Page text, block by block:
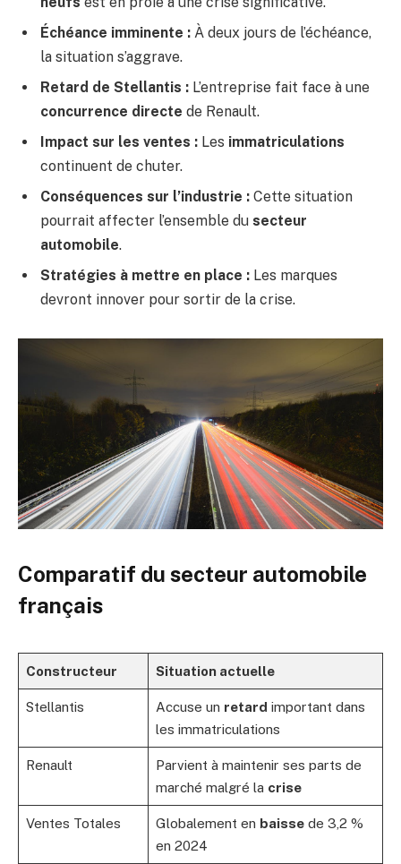
Échéance imminente : À deux jours de l’échéance,
la situation s’aggrave.
Retard de Stellantis : L’entreprise fait face à une
concurrence directe de Renault.
Impact sur les ventes : Les immatriculations
continuent de chuter.
Conséquences sur l’industrie : Cette situation
pourrait affecter l’ensemble du secteur
automobile.
Stratégies à mettre en place : Les marques
devront innover pour sortir de la crise.
Comparatif du secteur automobile
français
Constructeur Situation actuelle
Stellantis Accuse un retard important dans
les immatriculations
Renault
Parvient à maintenir ses parts de
marché malgré la crise
Ventes Totales Globalement en baissede 3,2 %
en 2024